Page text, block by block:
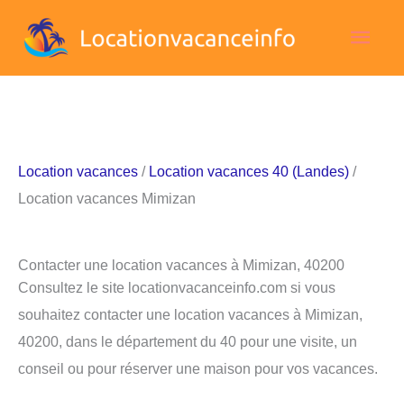
Location vacances / Location vacances 40 (Landes) /
Location vacances Mimizan
Contacter une location vacances à Mimizan, 40200
Consultez le site locationvacanceinfo.com si vous
souhaitez contacter une location vacances à Mimizan,
40200, dans le département du 40 pour une visite, un
conseil ou pour réserver une maison pour vos vacances.